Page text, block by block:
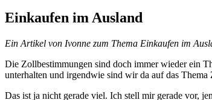
Einkaufen im Ausland
Ein Artikel von Ivonne zum Thema Einkaufen im
Die Zollbestimmungen sind doch immer wieder ein
unterhalten und irgendwie sind wir da auf das
Das ist ja nicht gerade viel. Ich stell mir gerade vor,